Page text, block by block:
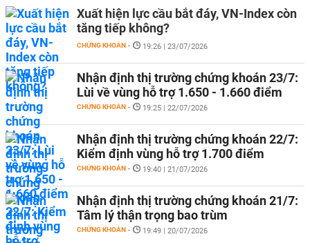
Xuất hiện lực cầu bắt đáy, VN-Index còn
tăng tiếp không?
CHỨNG KHOÁN - 19:26 | 23/07/2026
Nhận định thị trường chứng khoán 23/7:
Lùi về vùng hỗ trợ 1.650 - 1.660 điểm
CHỨNG KHOÁN - 19:25 | 22/07/2026
Nhận định thị trường chứng khoán 22/7:
Kiểm định vùng hỗ trợ 1.700 điểm
CHỨNG KHOÁN - 19:40 | 21/07/2026
Nhận định thị trường chứng khoán 21/7:
Tâm lý thận trọng bao trùm
CHỨNG KHOÁN - 19:49 | 20/07/2026